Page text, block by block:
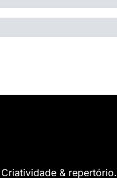
& repertório.